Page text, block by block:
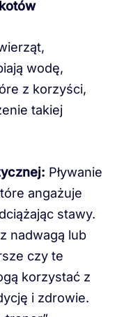
wodę,
z korzyści,
takiej
Pływanie
angażuje
stawy.
nadwagą lub
czy te
korzystać z
i zdrowie.